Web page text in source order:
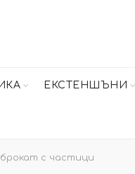
ЕКСТЕНШЪНИ
брокат с частици